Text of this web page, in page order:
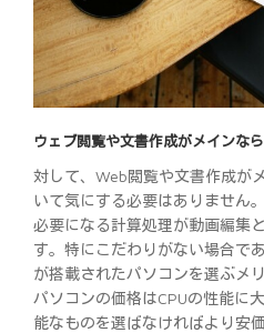
ウェブ閲覧や文書作成がメインな
対して、Web閲覧や文書作成が
いて気にする必要はありません
必要になる計算処理が動画編集
す。特にこだわりがない場合で
が搭載されたパソコンを選ぶメ
パソコンの価格はCPUの性能に
能なものを選ばなければより安価